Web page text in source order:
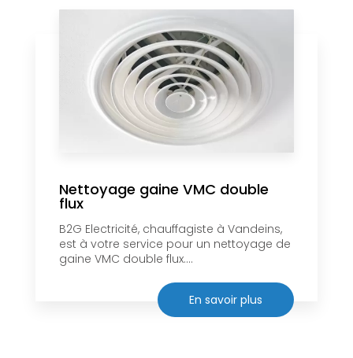
Nettoyage gaine VMC double
flux
B2G Electricité, chauffagiste à Vandeins,
est à votre service pour un nettoyage de
gaine VMC double flux....
En savoir plus